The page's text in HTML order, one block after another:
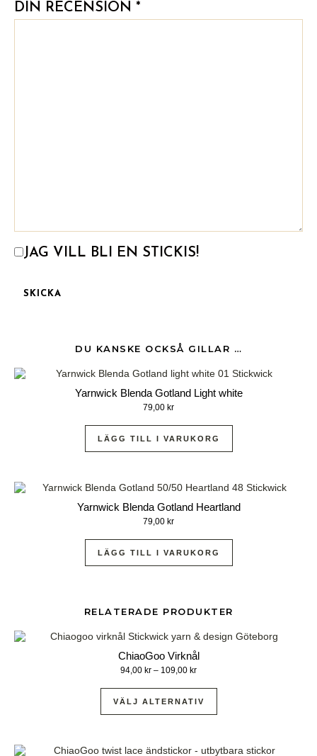
DIN RECENSION *
JAG VILL BLI EN STICKIS!
DU KANSKE OCKSÅ GILLAR …
Yarnwick Blenda Gotland Light white
79,00 kr
LÄGG TILL I VARUKORG
Yarnwick Blenda Gotland Heartland
79,00 kr
LÄGG TILL I VARUKORG
RELATERADE PRODUKTER
ChiaoGoo Virknål
94,00 kr – 109,00 kr
VÄLJ ALTERNATIV